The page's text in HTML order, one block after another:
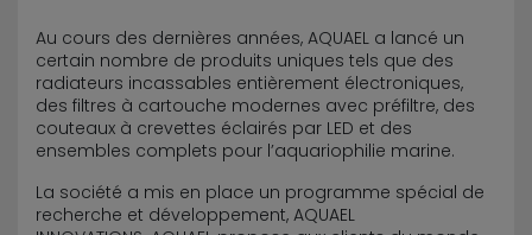
Au cours des dernières années, AQUAEL a lancé un
certain nombre de produits uniques tels que des
radiateurs incassables entièrement électroniques,
des filtres à cartouche modernes avec préfiltre, des
couteaux à crevettes éclairés par LED et des
ensembles complets pour l’aquariophilie marine.
La société a mis en place un programme spécial de
recherche et développement, AQUAEL